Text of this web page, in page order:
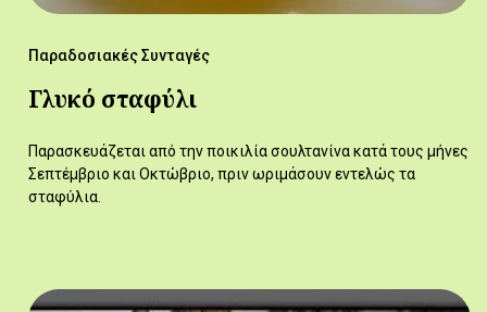
Παραδοσιακές Συνταγές
Γλυκό σταφύλι
Παρασκευάζεται από την ποικιλία σουλτανίνα κατά τους μήνες
Σεπτέμβριο και Οκτώβριο, πριν ωριμάσουν εντελώς τα
σταφύλια.